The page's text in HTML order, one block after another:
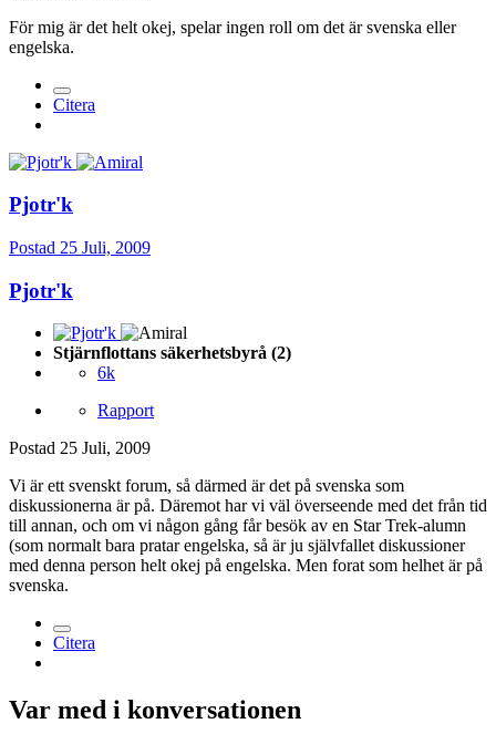
För mig är det helt okej, spelar ingen roll om det är svenska eller
engelska.
Citera
Pjotr'k
Postad 25 Juli, 2009
Pjotr'k
Stjärnflottans säkerhetsbyrå (2)
6k
Rapport
Postad 25 Juli, 2009
Vi är ett svenskt forum, så därmed är det på svenska som
diskussionerna är på. Däremot har vi väl överseende med det från tid
till annan, och om vi någon gång får besök av en Star Trek-alumn
(som normalt bara pratar engelska, så är ju självfallet diskussioner
med denna person helt okej på engelska. Men forat som helhet är på
svenska.
Citera
Var med i konversationen